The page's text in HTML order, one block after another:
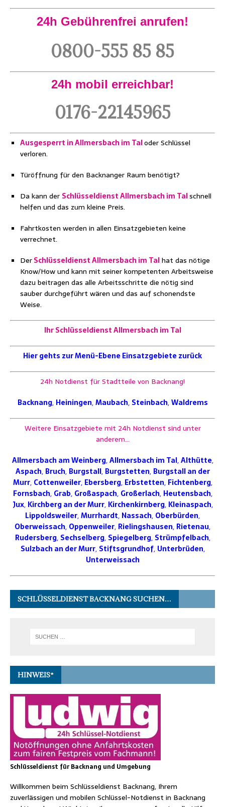
24h Gebührenfrei anrufen!
0800-555 85 85
24h mobil erreichbar!
0176-22145965
Ausgesperrt in Allmersbach im Taloder Schlüssel
verloren.
Türöffnung für den Backnanger Raum benötigt?
Da kann der Schlüsseldienst Allmersbach im Talschnell
helfen und das zum kleine Preis.
Fahrtkosten werden in allen Einsatzgebieten keine
verrechnet.
DerSchlüsseldienst Allmersbach im Talhat das nötige
Know/How und kann mit seiner kompetenten Arbeitsweise
dazu beitragen das alle Arbeitsschritte die nötig sind
sauber durchgeführt wären und das auf schonendste
Weise.
Ihr Schlüsseldienst Allmersbach im Tal
Hier gehts zur Menü-Ebene Einsatzgebiete zurück
24h Notdienst für Stadtteile von Backnang!
Backnang, Heiningen,Maubach, Steinbach,Waldrems
Weitere Einsatzgebiete mit 24h Notdienst sind unter
anderem…
Allmersbach am Weinberg,Allmersbach im Tal,Althütte,
Aspach, Bruch, Burgstall, Burgstetten, Burgstall an der
Murr, Cottenweiler, Ebersberg, Erbstetten, Fichtenberg,
Fornsbach, Grab, Großaspach, Großerlach, Heutensbach,
Jux, Kirchberg an der Murr, Kirchenkirnberg, Kleinaspach,
Lippoldsweiler,Murrhardt, Nassach, Oberbürden,
Oberweissach, Oppenweiler, Rielingshausen, Rietenau,
Rudersberg, Sechselberg, Spiegelberg, Strümpfelbach,
Sulzbach an der Murr, Stiftsgrundhof, Unterbrüden,
Unterweissach
SCHLÜSSELDIENST BACKNANG SUCHEN…
HINWEIS*
Schlüsseldienst für Backnang und Umgebung
Willkommen beim Schlüsseldienst Backnang, Ihrem
zuverlässigen und mobilen Schlüssel-Notdienst in Backnang